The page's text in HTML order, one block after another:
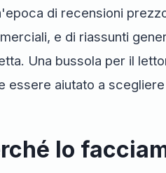
di recensioni
e di riassunti
Una bussola per il
essere aiutato a
lo